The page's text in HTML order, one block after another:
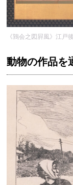
《鶉会之図屛風》江戸
動物の作品を